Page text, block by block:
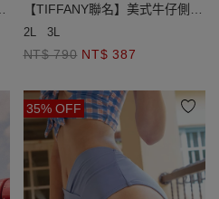
【TIFFANY聯名】美式牛仔側綁
帶泳褲
2L 3L
NT$ 790 NT$ 387
35% OFF